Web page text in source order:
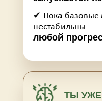
✔ Пока базовые
нестабильны —
любой
ТЫ